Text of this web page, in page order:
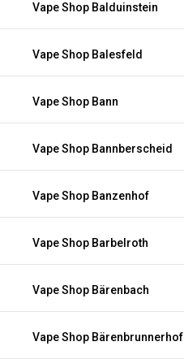
Vape Shop Balduinstein
Vape Shop Balesfeld
Vape Shop Bann
Vape Shop Bannberscheid
Vape Shop Banzenhof
Vape Shop Barbelroth
Vape Shop Bärenbach
Vape Shop Bärenbrunnerhof